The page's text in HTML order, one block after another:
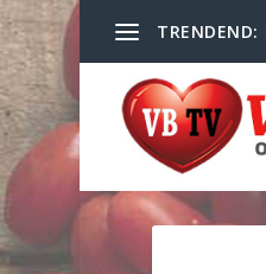
TRENDEND: